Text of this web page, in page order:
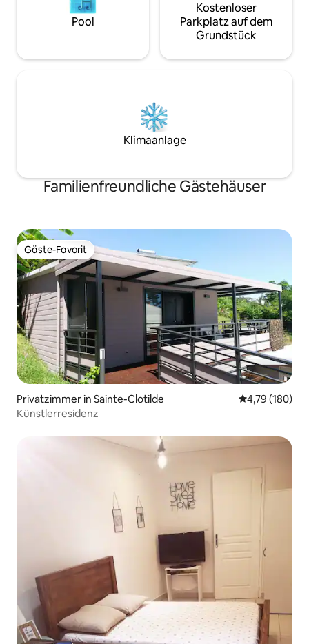
Pool
Kostenloser
Parkplatz auf dem
Grundstück
Klimaanlage
Familienfreundliche Gästehäuser
Gäste-Favorit
Gäste-Favorit
Privatzimmer in Sainte-Clotilde
4,79 (180)
Künstlerresidenz